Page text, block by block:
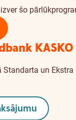
šo
KASKO
un Ekstra